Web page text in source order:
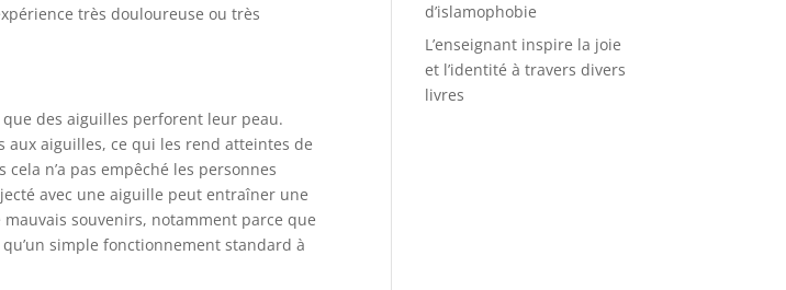
très douloureuse ou très
des aiguilles perforent leur peau.
aiguilles, ce qui les rend atteintes de
n’a pas empêché les personnes
avec une aiguille peut entraîner une
souvenirs, notamment parce que
simple fonctionnement standard à
d’islamophobie
L’enseignant inspire la joie
et l’identité à travers divers
livres